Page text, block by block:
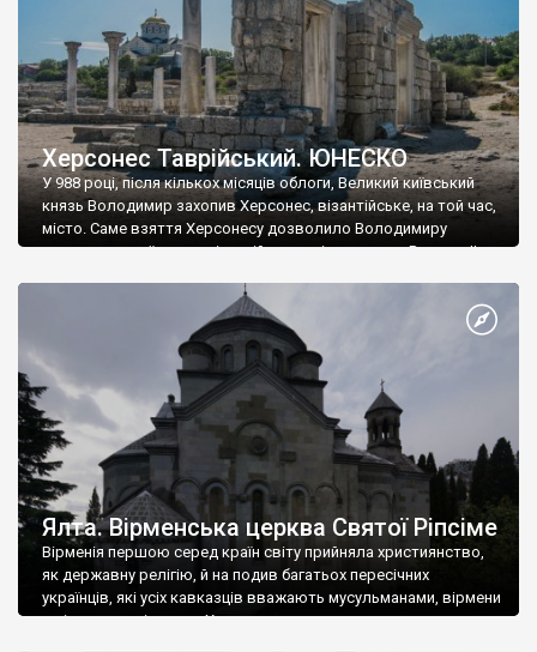
Херсонес Таврійський. ЮНЕСКО
У 988 році, після кількох місяців облоги, Великий київський
князь Володимир захопив Херсонес, візантійське, на той час,
місто. Саме взяття Херсонесу дозволило Володимиру
диктувати свої умови візантійському імператору Василю ІІ, та
Херсонесі Володимир-язичник, став Василем-християнином.
А потім було Хрещення Русі. На честь Херсонесу Таврійського
Ялта. Вірменська церква Святої Ріпсіме
Вірменія першою серед країн світу прийняла християнство,
як державну релігію, й на подив багатьох пересічних
українців, які усіх кавказців вважають мусульманами, вірмени
є відданими вірянами Христа